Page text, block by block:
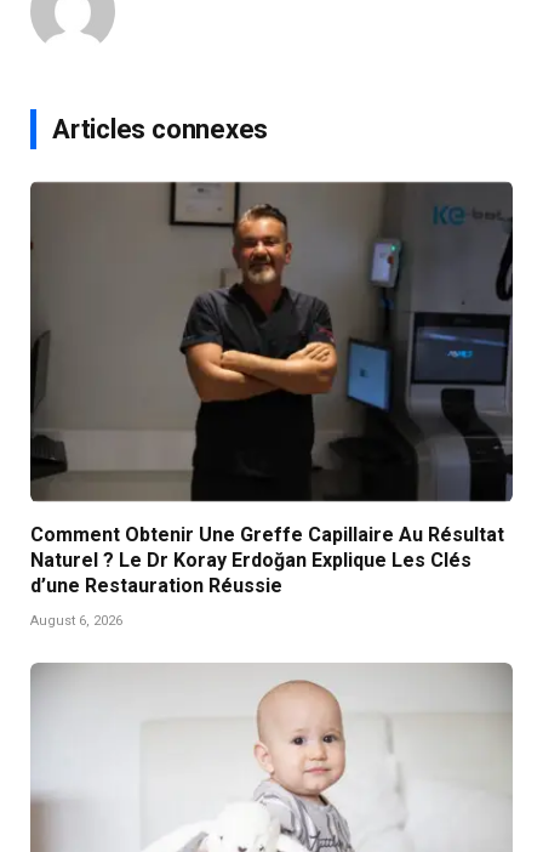
Articles connexes
Comment Obtenir Une Greffe Capillaire Au Résultat
Naturel ? Le Dr Koray Erdoğan Explique Les Clés
d’une Restauration Réussie
August 6, 2026